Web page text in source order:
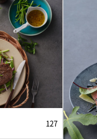
127